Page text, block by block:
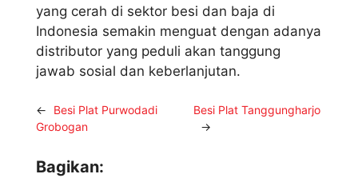
yang cerah di sektor besi dan baja di
Indonesia semakin menguat dengan adanya
distributor yang peduli akan tanggung
jawab sosial dan keberlanjutan.
←
Besi Plat Purwodadi
Grobogan
Besi Plat Tanggungharjo
→
Bagikan: